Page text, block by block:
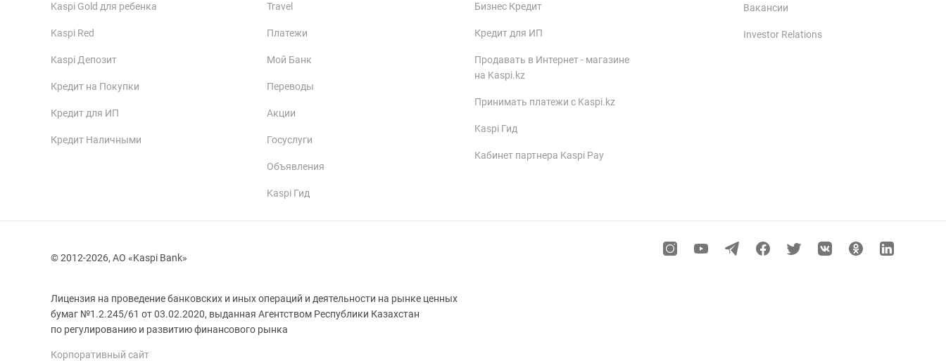
Kaspi Gold для ребенка
Kaspi Red
Kaspi Депозит
Кредит на Покупки
Кредит для ИП
Кредит Наличными
Travel
Платежи
Мой Банк
Переводы
Акции
Госуслуги
Объявления
Kaspi Гид
Бизнес Кредит
Кредит для ИП
Продавать в Интернет - магазине
на Kaspi.kz
Принимать платежи с Kaspi.kz
Kaspi Гид
Кабинет партнера Kaspi Pay
Вакансии
Investor Relations
© 2012-2026, АО «Kaspi Bank»
Лицензия на проведение банковских и иных операций и деятельности на рынке ценных
бумаг №1.2.245/61 от 03.02.2020, выданная Агентством Республики Казахстан
Корпоративный сайт